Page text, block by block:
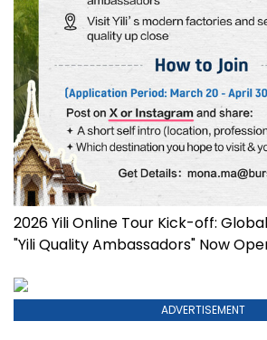
2026 Yili Online Tour Kick-off:
"Yili Quality Ambassadors" Now
ADVERTISEMENT